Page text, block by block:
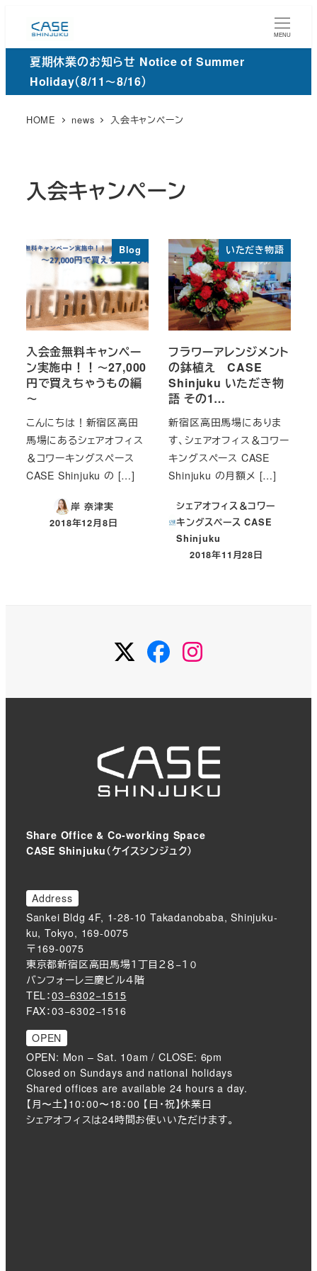
ン
MENU
夏期休業のお知らせ Notice of Summer
Holiday（8/11～8/16）
HOME news 入会キャンペーン
入会キャンペーン
Blog
入会金無料キャンペー
ン実施中！！～27,000
円で買えちゃうもの編
～
こんにちは！新宿区高田
馬場にあるシェアオフィス
＆コワーキングスペース
CASE Shinjuku の […]
岸 奈津実
投稿日
2018年12月8日
いただき物語
フラワーアレンジメント
の鉢植え CASE
Shinjuku いただき物
語 その1…
新宿区高田馬場にありま
す、シェアオフィス＆コワー
キングスペース CASE
Shinjuku の月額メ […]
シェアオフィス＆コワー
キングスペース CASE
Shinjuku
投稿日
2018年11月28日
TwitterFacebook
Share Office & Co-working Space
CASE Shinjuku（ケイスシンジュク）
Address
Sankei Bldg 4F, 1-28-10 Takadanobaba, Shinjuku-
ku, Tokyo, 169-0075
〒169-0075
東京都新宿区高田馬場１丁目２８−１０
バンフォーレ三慶ビル４階
TEL：03−6302−1515
FAX：03−6302−1516
OPEN
OPEN: Mon – Sat. 10am / CLOSE: 6pm
Closed on Sundays and national holidays
Shared offices are available 24 hours a day.
【月〜土】10：00〜18：00 【日・祝】休業日
シェアオフィスは24時間お使いいただけます。